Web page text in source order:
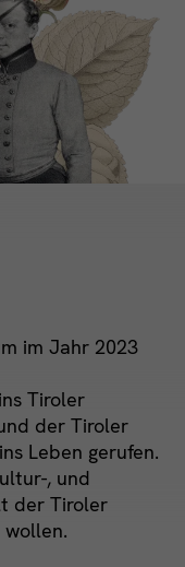
im Jahr 2023
Tiroler
der Tiroler
Leben gerufen.
, und
der Tiroler